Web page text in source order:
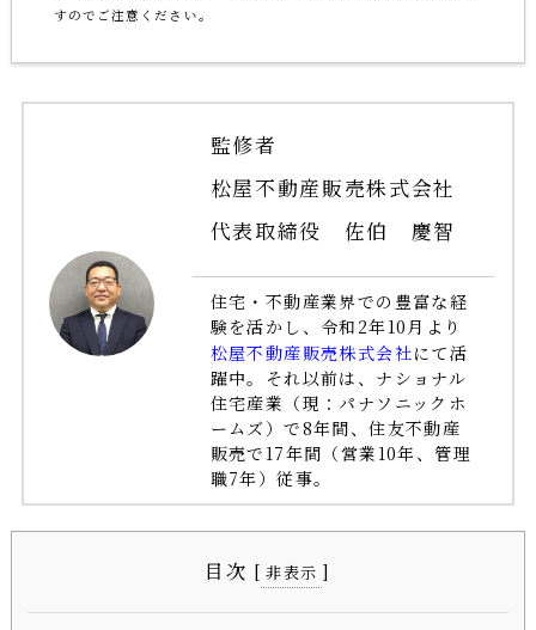
すのでご注意ください｡
監修者
松屋不動産販売株式会社
代表取締役 佐伯 慶智
住宅・不動産業界での豊富な経
験を活かし、令和2年10月より
松屋不動産販売株式会社にて活
躍中。それ以前は、ナショナル
住宅産業（現：パナソニックホ
ームズ）で8年間、住友不動産
販売で17年間（営業10年、管理
職7年）従事。
目次 [ 非表示 ]